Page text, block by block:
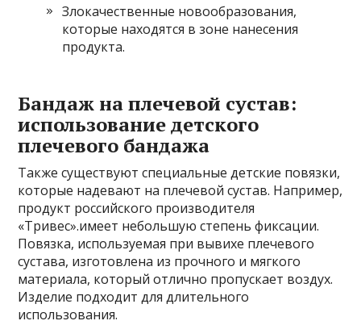
Злокачественные новообразования,
которые находятся в зоне нанесения
продукта.
Бандаж на плечевой сустав:
использование детского
плечевого бандажа
Также существуют специальные детские повязки,
которые надевают на плечевой сустав. Например,
продукт российского производителя
«Тривес».имеет небольшую степень фиксации.
Повязка, используемая при вывихе плечевого
сустава, изготовлена ​​из прочного и мягкого
материала, который отлично пропускает воздух.
Изделие подходит для длительного
использования.